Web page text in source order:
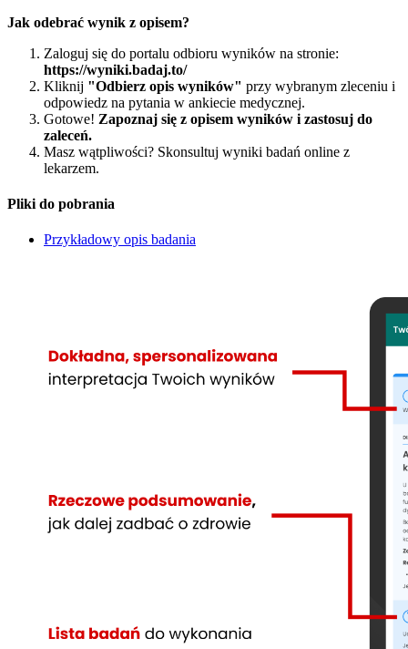
Jak odebrać wynik z opisem?
Zaloguj się do portalu odbioru wyników na stronie:
https://wyniki.badaj.to/
Kliknij "Odbierz opis wyników" przy wybranym zleceniu i
odpowiedz na pytania w ankiecie medycznej.
Gotowe! Zapoznaj się z opisem wyników i zastosuj do
zaleceń.
Masz wątpliwości? Skonsultuj wyniki badań online z
lekarzem.
Pliki do pobrania
Przykładowy opis badania